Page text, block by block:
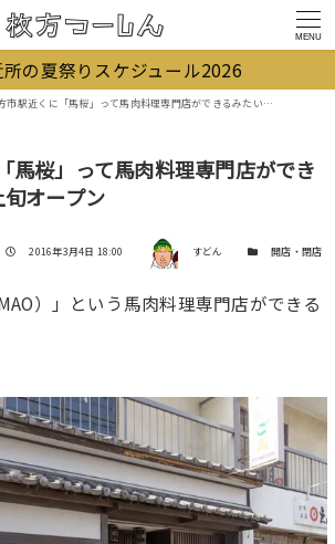
MENU
の夏祭りスケジュール2026
市駅近くに「馬桜」って馬肉料理専門店ができるみたい。4月上旬オープン
馬桜」って馬肉料理専門店ができ
オープン
投稿日
2016年3月4日 18:00 著者 すどん カテゴリー開店・閉店
）」という馬肉料理専門店ができる